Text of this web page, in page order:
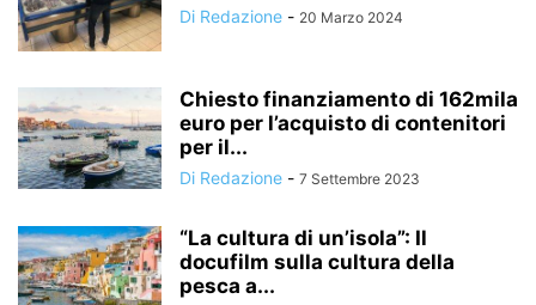
Di Redazione - 20 Marzo 2024
Chiesto finanziamento di 162mila
euro per l’acquisto di contenitori
per il...
Di Redazione - 7 Settembre 2023
“La cultura di un’isola”: Il
docufilm sulla cultura della
pesca a...